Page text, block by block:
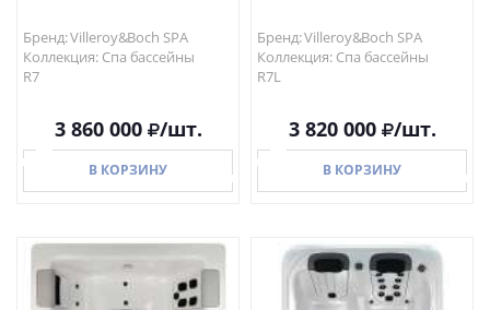
Бренд: Villeroy&Boch SPA
Коллекция: Спа бассейны
R7
3 860 000 /шт.
В КОРЗИНУ
В КОРЗИНУ
Бренд: Villeroy&Boch SPA
Коллекция: Спа бассейны
R7L
3 820 000 /шт.
В КОРЗИНУ
В КОРЗИНУ